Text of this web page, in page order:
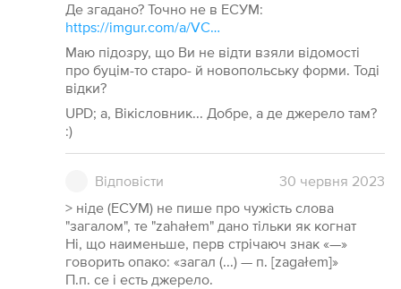
Де згадано? Точно не в ЕСУМ:
https://imgur.com/a/VCNEOxk
Маю підозру, що Ви не відти взяли відомості
про буцім-то старо- й новопольську форми. Тоді
відки?
UPD; а, Вікісловник... Добре, а де джерело там?
:)
Відповісти 30 червня 2023
> ніде (ЕСУМ) не пише про чужість слова
"загалом", те "zahałem" дано тільки як когнат
Ні, що наименьше, перв стрічаюч знак «—»
говорить опако: «загал (...) — п. [zagałem]»
П.п. се і есть джерело.